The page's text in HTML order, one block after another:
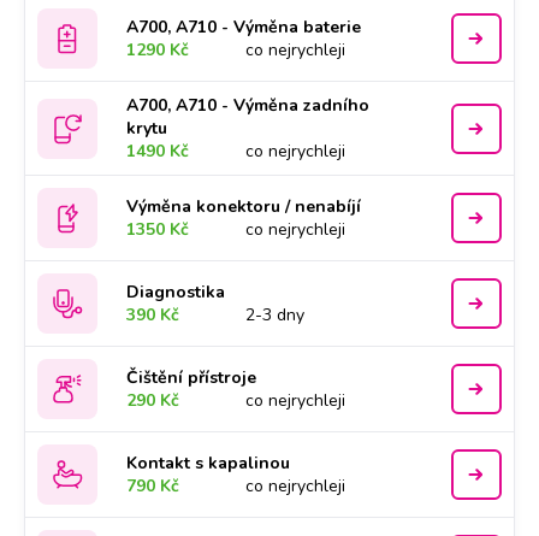
A700, A710 - Výměna baterie
1290 Kč
co nejrychleji
A700, A710 - Výměna zadního
krytu
1490 Kč
co nejrychleji
Výměna konektoru / nenabíjí
1350 Kč
co nejrychleji
Diagnostika
390 Kč
2-3 dny
Čištění přístroje
290 Kč
co nejrychleji
Kontakt s kapalinou
790 Kč
co nejrychleji